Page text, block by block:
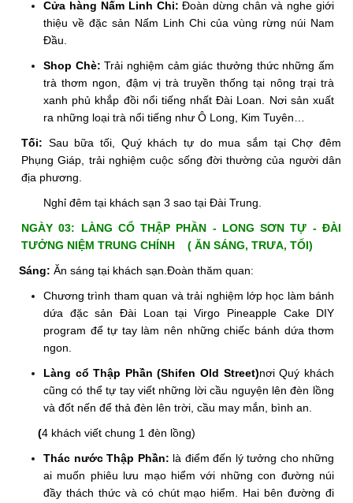
Cửa hàng Nấm Linh Chi:Đoàn dừng chân và nghe giới
thiệu về đặc sản Nấm Linh Chi của vùng rừng núi Nam
Đầu.
Shop Chè:Trải nghiệm cảm giác thưởng thức những ấm
trà thơm ngon, đậm vị trà truyền thống tại nông trại trà
xanh phủ khắp đồi nổi tiếng nhất Đài Loan. Nơi sản xuất
ra những loại trà nổi tiếng như Ô Long, Kim Tuyên…
Tối: Sau bữa tối, Quý khách tự do mua sắm tại Chợ đêm
Phụng Giáp, trải nghiệm cuộc sống đời thường của người dân
địa phương.
Nghỉ đêm tại khách sạn 3 sao tại Đài Trung.
NGÀY 03: LÀNG CỔ THẬP PHẦN - LONG SƠN TỰ - ĐÀI
TƯỞNG NIỆM TRUNG CHÍNH ( ĂN SÁNG, TRƯA, TỐI)
Sáng:Ăn sáng tại khách sạn.Đoàn thăm quan:
Chương trình tham quan và trải nghiệm lớp học làm bánh
dứa đặc sản Đài Loantại Virgo Pineapple Cake DIY
program để tự tay làm nên những chiếc bánh dứa thơm
ngon
Làng cổ Thập Phần (Shifen Old Street)nơi Quý khách
cũng có thể tự tay viết những lời cầu nguyện lên đèn lồng
và đốt nến để thả đèn lên trời, cầu may mắn, bình an.
(4 khách viết chung 1 đèn lồng)
Thác nước Thập Phần: là điểm đến lý tưởng cho những
ai muốn phiêu lưu mạo hiểm với những con đường núi
đầy thách thức và có chút mạo hiểm. Hai bên đường đi